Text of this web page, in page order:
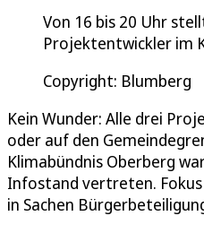
Von 16 bis 20 Uhr
Projektentwickler im
Copyright: Blumberg
Kein Wunder: Alle drei
oder auf den
Klimabündnis Oberberg
Infostand vertreten.
in Sachen